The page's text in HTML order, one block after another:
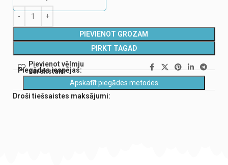
PIEVIENOT GROZAM
PIRKT TAGAD
Pievienot vēlmju
sarakstam
Piegādes iespējas:
Apskatīt piegādes metodes
Droši tiešsaistes maksājumi: